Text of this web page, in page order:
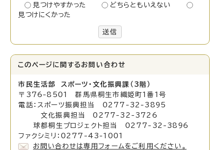
見つけやすかった
どちらともいえない
見つけにくかった
送信
このページに関する お問い合わせ
市民生活部 スポーツ・文化振興課（3階）
〒376-8501 群馬県桐生市織姫町1番1号
電話：スポーツ振興担当 0277-32-3895
文化振興担当 0277-32-3726
球都桐生プロジェクト担当 0277-32-3896
ファクシミリ：0277-43-1001
お問い合わせは専用フォームをご利用ください。